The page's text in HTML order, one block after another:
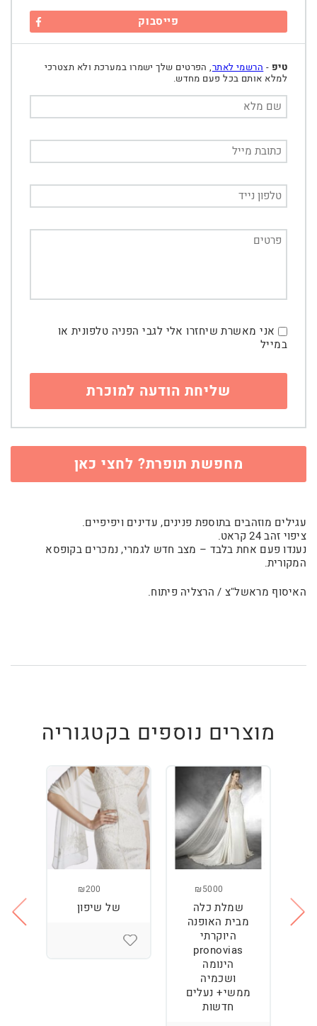
פייסבוק
טיפ - הרשמי לאתר, הפרטים שלך ישמרו במערכת ולא תצטרכי
למלא אותם בכל פעם מחדש.
אני מאשרת שיחזרו אלי לגבי הפניה טלפונית או
במייל
מחפשת תופרת? לחצי כאן
עגילים מוזהבים בתוספת פנינים, עדינים ויפיפיים.
ציפוי זהב 24 קראט.
נענדו פעם אחת בלבד – מצב חדש לגמרי, נמכרים בקופסא
המקורית.
האיסוף מראשל"צ / הרצליה פיתוח.
מוצרים נוספים בקטגוריה
₪5000
שמלת כלה
מבית האופנה
היוקרתי
pronovias
הינומה
ושכמיה
ממשי+ נעלים
חדשות
₪200
של שיפון